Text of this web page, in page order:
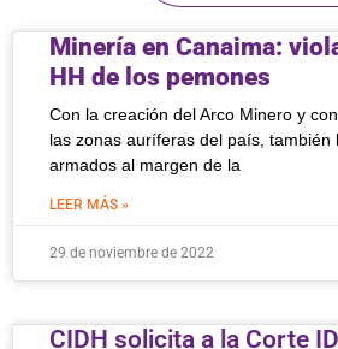
Minería en Canaima:
HH de los pemones
Con la creación del Arco Minero y
las zonas auríferas del país, también
armados al margen de la
LEER MÁS »
29 de noviembre de 2022
CIDH solicita a la Corte